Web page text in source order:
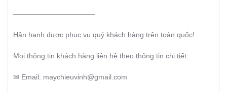
———————————–
Hân hạnh được phục vụ quý khách hàng trên toàn quốc!
Mọi thông tin khách hàng liên hệ theo thông tin chi tiết:
✉ Email: maychieuvinh@gmail.com